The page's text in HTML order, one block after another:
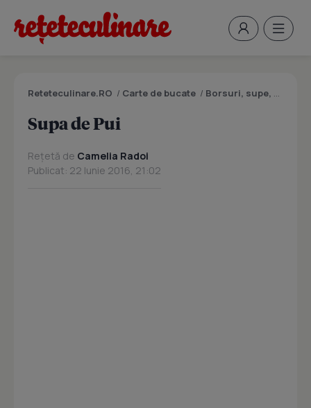
Reteteculinare.RO / Carte de bucate / Borsuri, supe, ciorbe
Supa de Pui
Rețetă de Camelia Radoi
Publicat: 22 Iunie 2016, 21:02